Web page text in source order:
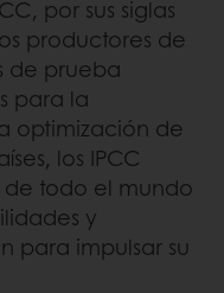
por sus siglas
productores de
de prueba
para la
optimización de
los IPCC
de todo el mundo
y
para impulsar su